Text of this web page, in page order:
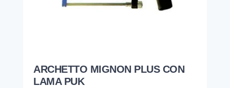
ARCHETTO MIGNON PLUS CON
LAMA PUK